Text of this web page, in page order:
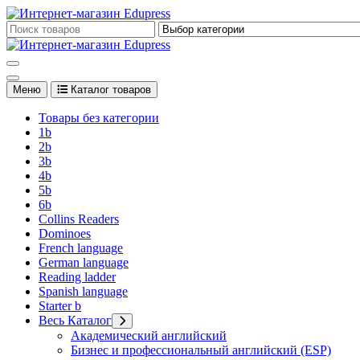
Перейти
к
содержимому
Edupress Uzbekistan, Edupress Узбекистан, книги, учебники на
Меню Каталог товаров
Товары без категории
1b
2b
3b
4b
5b
6b
Collins Readers
Dominoes
French language
German language
Reading ladder
Spanish language
Starter b
Весь Каталог
Академический английский
Бизнес и профессиональный английский (ESP)